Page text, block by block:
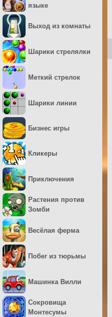
языке
Выход из комнаты
Шарики стрелялки
Меткий стрелок
Шарики линии
Бизнес игры
Кликеры
Приключения
Растения против
Зомби
Весёлая ферма
Побег из тюрьмы
Машинка Вилли
Сокровища
Монтесумы